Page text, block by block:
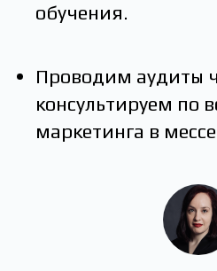
обучения.
Проводим аудиты
консультируем по
маркетинга в